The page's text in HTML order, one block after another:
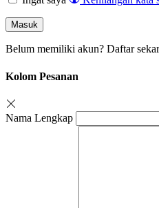
Masuk
Belum memiliki akun? Daftar
Kolom Pesanan
Nama Lengkap